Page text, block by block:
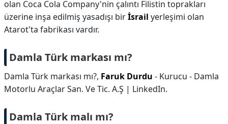
olan Coca Cola Company'nin çalıntı Filistin toprakları
üzerine inşa edilmiş yasadışı birİsrail yerleşimi olan
Atarot'ta fabrikası vardır.
Damla Türk markası mı?
Damla Türk markası mı?, Faruk Durdu - Kurucu - Damla
Motorlu Araçlar San. Ve Tic. A.Ş | LinkedIn.
Damla Türk malı mı?